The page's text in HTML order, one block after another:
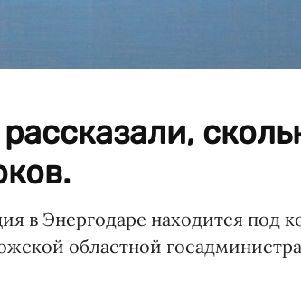
в Энергодаре находится под
областной